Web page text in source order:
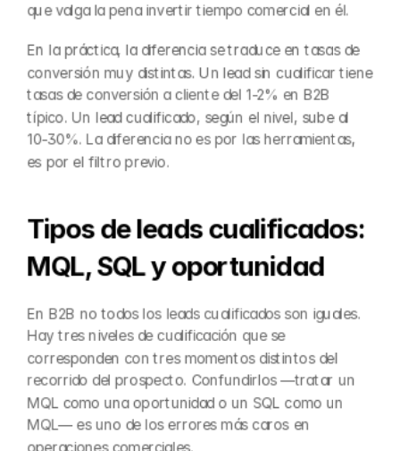
que valga la pena invertir tiempo comercial en él.
En la práctica, la diferencia se traduce en tasas de
conversión muy distintas. Un lead sin cualificar tiene
tasas de conversión a cliente del 1-2% en B2B
típico. Un lead cualificado, según el nivel, sube al
10-30%. La diferencia no es por las herramientas,
es por el filtro previo.
Tipos de leads cualificados:
MQL, SQL y oportunidad
En B2B no todos los leads cualificados son iguales.
Hay tres niveles de cualificación que se
corresponden con tres momentos distintos del
recorrido del prospecto. Confundirlos —tratar un
MQL como una oportunidad o un SQL como un
MQL— es uno de los errores más caros en
operaciones comerciales.